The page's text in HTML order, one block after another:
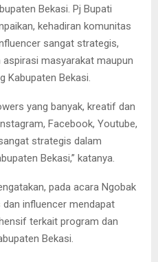
Bekasi. Pj Bupati
kehadiran komunitas
sangat strategis,
aspirasi masyarakat maupun
Kabupaten Bekasi.
yang banyak, kreatif dan
Facebook, Youtube,
strategis dalam
Bekasi,” katanya.
pada acara Ngobak
influencer mendapat
terkait program dan
Bekasi.